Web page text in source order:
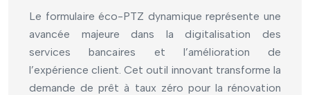
Le formulaire éco-PTZ dynamique représente une
avancée majeure dans la digitalisation des
services bancaires et l’amélioration de
l’expérience client. Cet outil innovant transforme la
demande de prêt à taux zéro pour la rénovation